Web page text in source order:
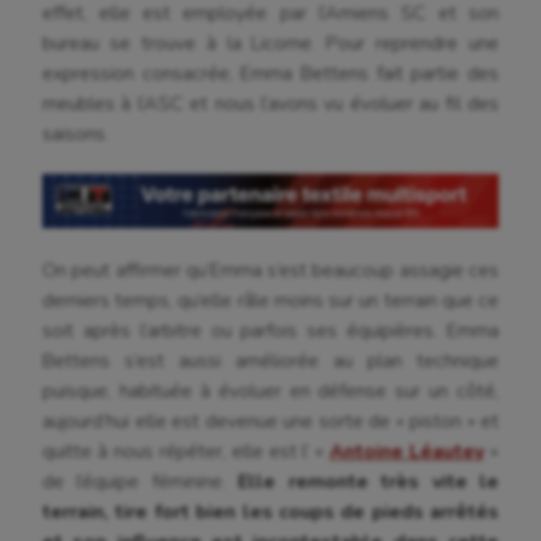
Athlétisme
Balle à la main
Ballon au poing
Baseball
Billard
Canoë-kayak
Cerf Volant
Cheerleading
effet, elle est employée par l’Amiens SC et son
bureau se trouve à la Licorne. Pour reprendre une
expression consacrée, Emma Bettens fait partie des
meubles à l’ASC et nous l’avons vu évoluer au fil des
saisons.
On peut affirmer qu’Emma s’est beaucoup assagie ces
derniers temps, qu’elle râle moins sur un terrain que ce
soit après l’arbitre ou parfois ses équipières. Emma
Bettens s’est aussi améliorée au plan technique
puisque, habituée à évoluer en défense sur un côté,
aujourd’hui elle est devenue une sorte de « piston » et
quitte à nous répéter, elle est l’ «Antoine Léautey
de l’équipe féminine.Elle remonte très vite le
terrain, tire fort bien les coups de pieds arrêtés